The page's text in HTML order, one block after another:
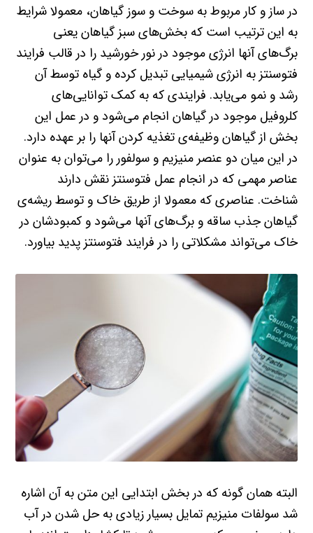
در ساز و کار مربوط به سوخت و سوز گیاهان، معمولا شرایط
به این ترتیب است که بخش‌های سبز گیاهان یعنی
برگ‌های آنها انرژی موجود در نور خورشید را در قالب فرایند
فتوسنتز به انرژی شیمیایی تبدیل کرده و گیاه توسط آن
رشد و نمو می‌یابد. فرایندی که به کمک توانایی‌های
کلروفیل موجود در گیاهان انجام می‌شود و در عمل این
بخش از گیاهان وظیفه‌ی تغذیه‌ کردن آنها را بر عهده دارد.
در این میان دو عنصر منیزیم و سولفور را می‌توان به عنوان
عناصر مهمی که در انجام عمل فتوسنتز نقش دارند
شناخت. عناصری که معمولا از طریق خاک و توسط ریشه‌ی
گیاهان جذب ساقه و برگ‌های آنها می‌شود و کمبودشان در
خاک می‌تواند مشکلاتی را در فرایند فتوسنتز پدید بیاورد.
البته همان گونه که در بخش ابتدایی این متن به آن اشاره
شد سولفات منیزیم تمایل بسیار زیادی به حل شدن در آب